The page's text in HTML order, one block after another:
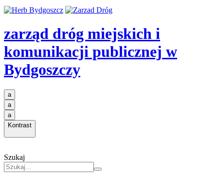
zarząd dróg miejskich i
komunikacji publicznej w
Bydgoszczy
a
a
a
Kontrast
Szukaj